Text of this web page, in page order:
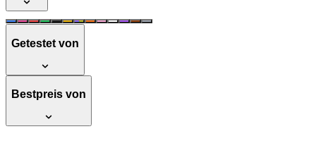
Getestet von
Bestpreis von